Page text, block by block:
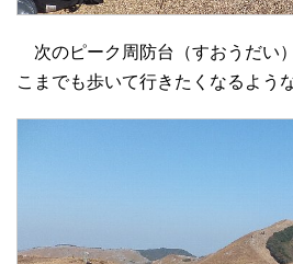
次のピーク周防台（すおうだい
こまでも歩いて行きたくなるよう